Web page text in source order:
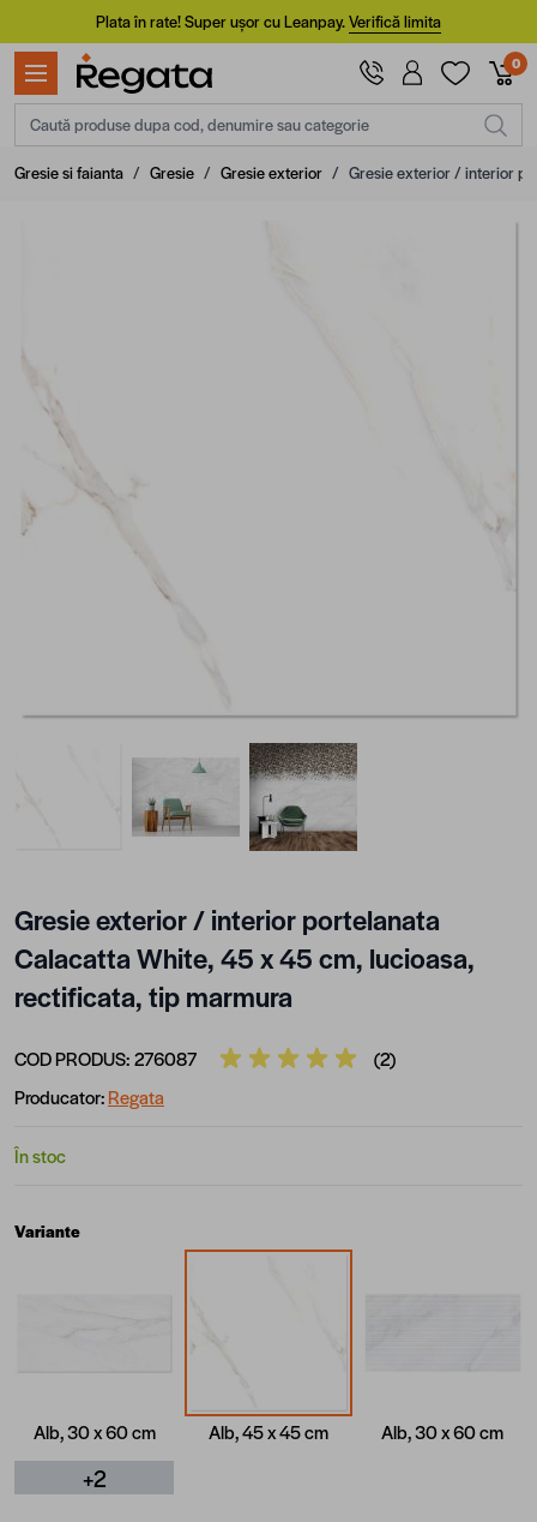
Mergi la ConținutPlata în rate! Super ușor cu Leanpay.Verifică limita
0
Caută produse dupa cod, denumire sau categorie
Gresie si faianta / Gresie / Gresie exterior / Gresie exterior / interior
View larger imageView larger imageView larger image
Gresie exterior / interior portelanata
Calacatta White, 45 x 45 cm, lucioasa,
rectificata, tip marmura
COD PRODUS:276087
(2)
Producator:Regata
În stoc
Variante
Alb, 30 x 60 cm Alb, 45 x 45 cm Alb, 30 x 60 cm
+2